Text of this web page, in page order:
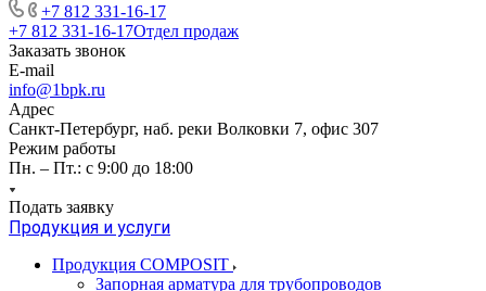
+7 812 331-16-17
+7 812 331-16-17Отдел продаж
Заказать звонок
E-mail
info@1bpk.ru
Адрес
Санкт-Петербург, наб. реки Волковки 7, офис 307
Режим работы
Пн. – Пт.: с 9:00 до 18:00
Подать заявку
Продукция и услуги
Продукция COMPOSIT
Запорная арматура для трубопроводов